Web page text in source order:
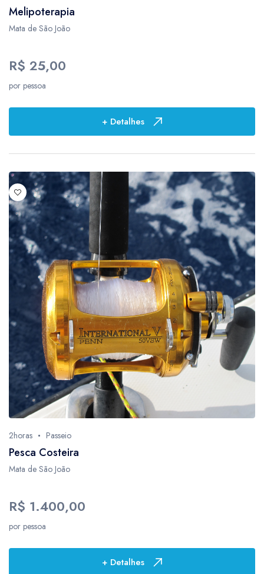
Melipoterapia
Mata de São João
R$ 25,00
por pessoa
+ Detalhes
2horas Passeio
Pesca Costeira
Mata de São João
R$ 1.400,00
por pessoa
+ Detalhes